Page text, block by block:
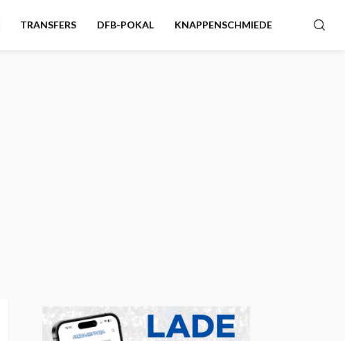
TRANSFERS DFB-POKAL KNAPPENSCHMIEDE